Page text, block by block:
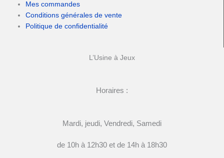
Mes commandes
Conditions générales de vente
Politique de confidentialité
L’Usine à Jeux
Horaires :
Mardi, jeudi, Vendredi, Samedi
de 10h à 12h30 et de 14h à 18h30